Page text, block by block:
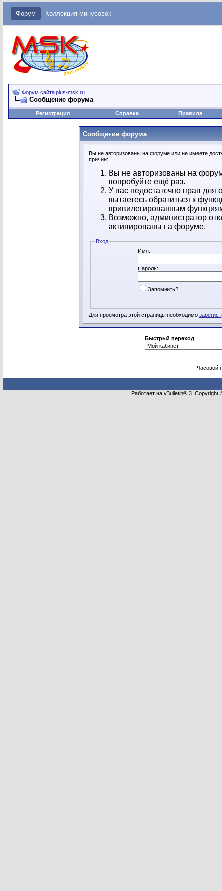
Форум Коллекция минусовок
Форум сайта plus-msk.ru
Сообщение форума
Регистрация Справка Правила
Сообщение форума
Вы не авторизованы на форуме или не имеете
причин:
Вы не авторизованы на
попробуйте ещё раз.
У вас недостаточно прав
пытаетесь обратиться к
привилегированным
Возможно, администратор
активированы на форуме.
Вход
Имя:
Пароль:
Запомнить?
Для просмотра этой страницы необходимо
Быстрый переход
Часовой
Работает на vBulletin® 3.